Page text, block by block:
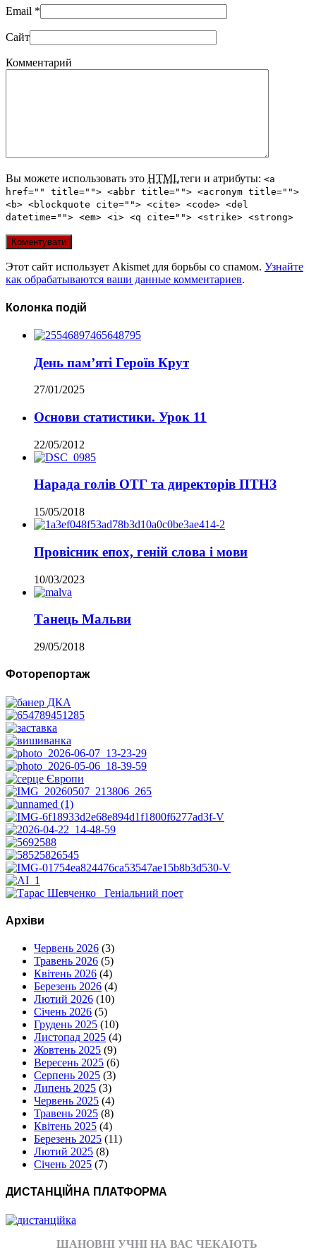
Email *
Сайт
Комментарий
Вы можете использовать это HTMLтеги и атрибуты: <a
href="" title=""> <abbr title=""> <acronym title="">
<b> <blockquote cite=""> <cite> <code> <del
datetime=""> <em> <i> <q cite=""> <strike> <strong>
Этот сайт использует Akismet для борьбы со спамом. Узнайте
как обрабатываются ваши данные комментариев.
Колонка подій
День пам’яті Героїв Крут
27/01/2025
Основи статистики. Урок 11
22/05/2012
Нарада голів ОТГ та директорів ПТНЗ
15/05/2018
Провісник епох, геній слова і мови
10/03/2023
Танець Мальви
29/05/2018
Фоторепортаж
Архіви
Червень 2026 (3)
Травень 2026 (5)
Квітень 2026 (4)
Березень 2026 (4)
Лютий 2026 (10)
Січень 2026 (5)
Грудень 2025 (10)
Листопад 2025 (4)
Жовтень 2025 (9)
Вересень 2025 (6)
Серпень 2025 (3)
Липень 2025 (3)
Червень 2025 (4)
Травень 2025 (8)
Квітень 2025 (4)
Березень 2025 (11)
Лютий 2025 (8)
Січень 2025 (7)
ДИСТАНЦІЙНА ПЛАТФОРМА
ШАНОВНІ УЧНІ НА ВАС ЧЕКАЮТЬ